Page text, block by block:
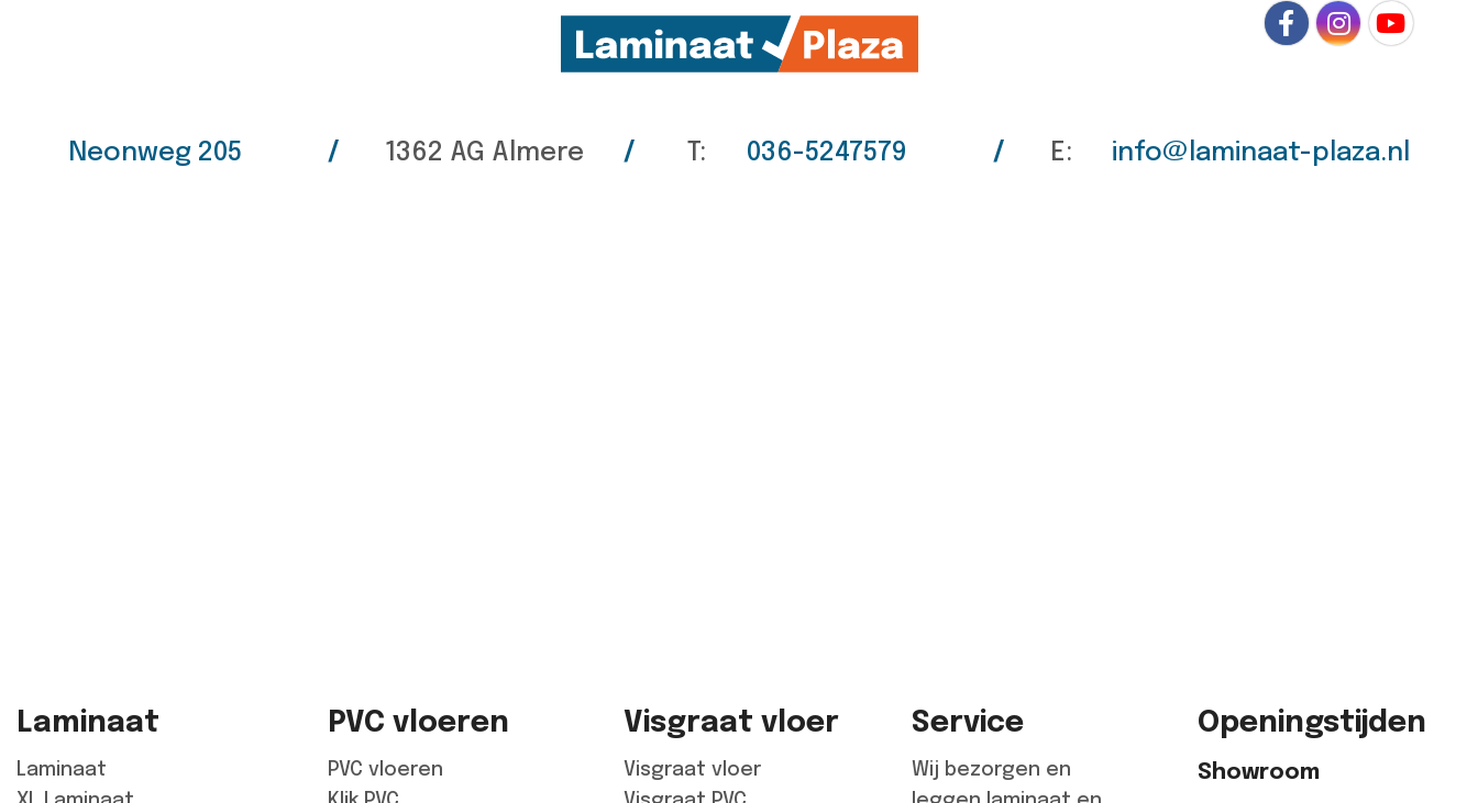
Neonweg 205 / 1362 AG Almere / T: 036-5247579 / E: info@laminaat-plaza.nl
Laminaat
Laminaat
PVC vloeren
PVC vloeren
Visgraat vloer
Visgraat vloer
Service
Wij bezorgen en
Openingstijden
Showroom